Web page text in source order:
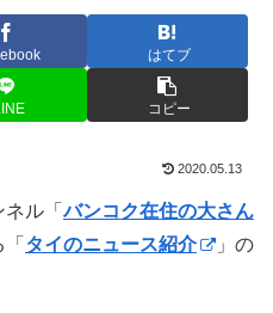
はてブ
コピー
2020.05.13
ネル「バンコク在住の大さん
タイのニュース紹介
」の